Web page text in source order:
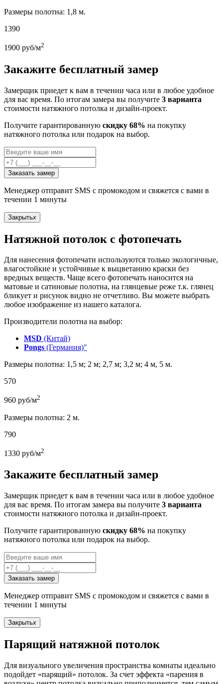
Размеры полотна: 1,8 м.
1390
1900 руб/м2
Закажите бесплатный замер
Замерщик приедет к вам в течении часа или в любое удобное
для вас время. По итогам замера вы получите 3 варианта
стоимости натяжного потолка и дизайн-проект.
Получите гарантированную скидку 68% на покупку
натяжного потолка или подарок на выбор.
Заказать замер
Менеджер отправит SMS с промокодом и свяжется с вами в
течении 1 минуты
Закрытьx
Натяжной потолок с фотопечать
Для нанесения фотопечати используются только экологичные,
влагостойкие и устойчивые к выцветанию краски без
вредных веществ. Чаще всего фотопечать наносится на
матовые и сатиновые полотна, на глянцевые реже т.к. глянец
бликует и рисунок видно не отчетливо. Вы можете выбрать
любое изображение из нашего каталога.
Производители полотна на выбор:
MSD (Китай)
Pongs (Германия)"
Размеры полотна: 1,5 м; 2 м; 2,7 м; 3,2 м; 4 м, 5 м.
570
960 руб/м2
Размеры полотна: 2 м.
790
1330 руб/м2
Закажите бесплатный замер
Замерщик приедет к вам в течении часа или в любое удобное
для вас время. По итогам замера вы получите 3 варианта
стоимости натяжного потолка и дизайн-проект.
Получите гарантированную скидку 68% на покупку
натяжного потолка или подарок на выбор.
Заказать замер
Менеджер отправит SMS с промокодом и свяжется с вами в
течении 1 минуты
Закрытьx
Парящий натяжной потолок
Для визуального увеличения пространства комнаты идеально
подойдет «парящий» потолок. За счет эффекта «парения в